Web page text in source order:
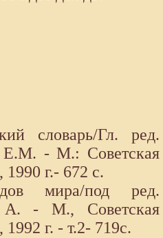
словарь/Гл. ред.
Е.М. - М.: Советская
1990 г.- 672 с.
мира/под ред.
А. - М., Советская
г. - т.2- 719с.